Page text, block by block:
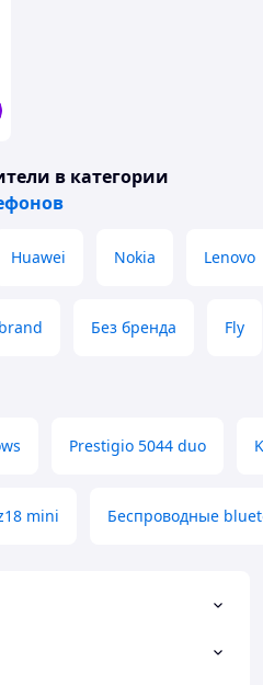
в категории
Huawei Nokia Lenovo
Без бренда Fly
Prestigio 5044 duo
mini Беспроводные